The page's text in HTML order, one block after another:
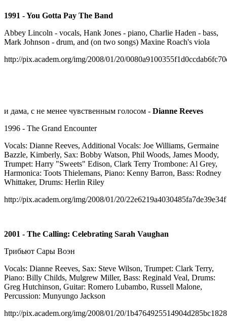
1991 - You Gotta Pay The Band
Abbey Lincoln - vocals, Hank Jones - piano, Charlie Haden - bass,
Mark Johnson - drum, and (on two songs) Maxine Roach's viola
http://pix.academ.org/img/2008/01/20/
и дама, с не менее чувственным голосом - Dianne Reeves
1996 - The Grand Encounter
Vocals: Dianne Reeves, Additional Vocals: Joe Williams, Germaine
Bazzle, Kimberly, Sax: Bobby Watson, Phil Woods, James Moody,
Trumpet: Harry "Sweets" Edison, Clark Terry Trombone: Al Grey,
Harmonica: Toots Thielemans, Piano: Kenny Barron, Bass: Rodney
Whittaker, Drums: Herlin Riley
http://pix.academ.org/img/2008/01/20/
2001 - The Calling: Celebrating Sarah Vaughan
Трибьют Сары Воэн
Vocals: Dianne Reeves, Sax: Steve Wilson, Trumpet: Clark Terry,
Piano: Billy Childs, Mulgrew Miller, Bass: Reginald Veal, Drums:
Greg Hutchinson, Guitar: Romero Lubambo, Russell Malone,
Percussion: Munyungo Jackson
http://pix.academ.org/img/2008/01/20/